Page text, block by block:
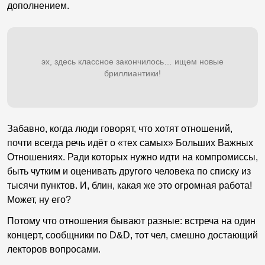
дополнением.
эх, здесь классное закончилось… ищем новые
бриллиантики!
Забавно, когда люди говорят, что хотят отношений,
почти всегда речь идёт о «тех самых» Больших Важных
Отношениях. Ради которых нужно идти на компромиссы,
быть чутким и оценивать другого человека по списку из
тысячи пунктов. И, блин, какая же это огромная работа!
Может, ну его?
Потому что отношения бывают разные: встреча на один
концерт, сообщники по D&D, тот чел, смешно достающий
лекторов вопросами.